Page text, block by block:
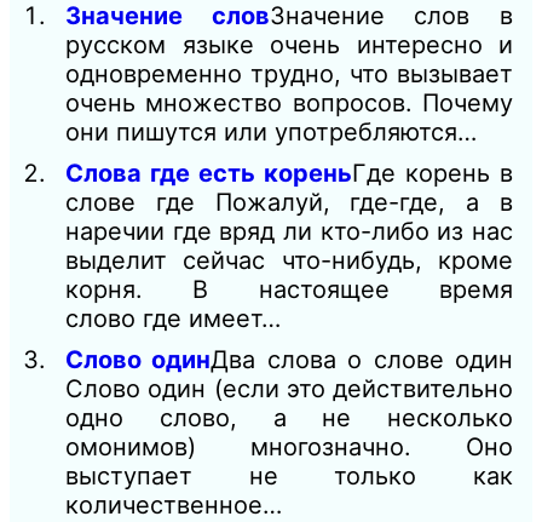
Значение словЗначение слов в
русском языке очень интересно и
одновременно трудно, что вызывает
очень множество вопросов. Почему
они пишутся или употребляются…
Слова где есть кореньГде корень в
слове где Пожалуй, где-где, а в
наречии где вряд ли кто-либо из нас
выделит сейчас что-нибудь, кроме
корня. В настоящее время
слово где имеет…
Слово одинДва слова о слове один
Слово один (если это действительно
одно слово, а не несколько
омонимов) многозначно. Оно
выступает не только как
количественное…